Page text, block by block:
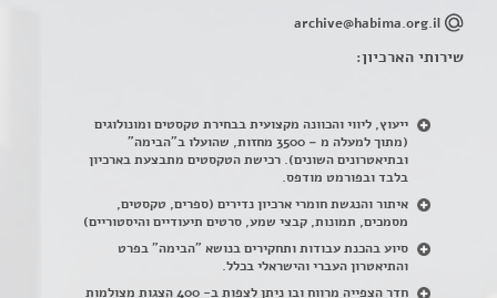
archive@habima.org.il
שירותי הארכיון:
ייעוץ, ליווי והכוונה מקצועית בבחירת טקסטים ומונולוגים
(מתוך למעלה מ – 3500 מחזות, שהועלו ב"הבימה"
ובתיאטרונים השונים). רכישת הטקסטים מתבצעת בארכיון
בלבד ובפורמט מודפס.
איתור והנגשת חומרי ארכיון נדירים (ספרים, טקסטים,
מסמכים, תמונות, קבצי שמע, סרטים תיעודיים והיסטוריים)
סיוע בהכנת עבודות ותחקירים בנושא "הבימה" בפרט
והתיאטרון העברי והישראלי בכלל.
חדר הצפייה מרווח ובו ניתן לצפות ב- 400 הצגות מצולמות